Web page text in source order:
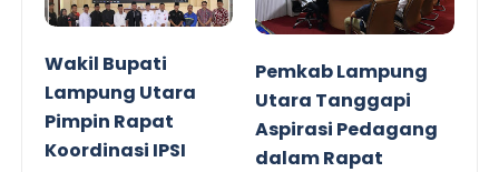
Wakil Bupati
Lampung Utara
Pimpin Rapat
Koordinasi IPSI
Pemkab Lampung
Utara Tanggapi
Aspirasi Pedagang
dalam Rapat